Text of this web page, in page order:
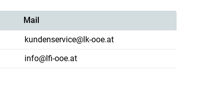
Mail
kundenservice@lk-ooe.at
info@lfi-ooe.at